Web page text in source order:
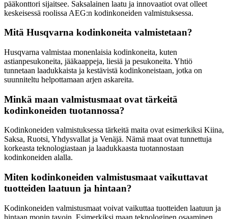
pääkonttori sijaitsee. Saksalainen laatu ja innovaatiot ovat olleet
keskeisessä roolissa AEG:n kodinkoneiden valmistuksessa.
Mitä Husqvarna kodinkoneita valmistetaan?
Husqvarna valmistaa monenlaisia kodinkoneita, kuten
astianpesukoneita, jääkaappeja, liesiä ja pesukoneita. Yhtiö
tunnetaan laadukkaista ja kestävistä kodinkoneistaan, jotka on
suunniteltu helpottamaan arjen askareita.
Minkä maan valmistusmaat ovat tärkeitä
kodinkoneiden tuotannossa?
Kodinkoneiden valmistuksessa tärkeitä maita ovat esimerkiksi Kiina,
Saksa, Ruotsi, Yhdysvallat ja Venäjä. Nämä maat ovat tunnettuja
korkeasta teknologiastaan ja laadukkaasta tuotannostaan
kodinkoneiden alalla.
Miten kodinkoneiden valmistusmaat vaikuttavat
tuotteiden laatuun ja hintaan?
Kodinkoneiden valmistusmaat voivat vaikuttaa tuotteiden laatuun ja
hintaan monin tavoin. Esimerkiksi maan teknologinen osaaminen,